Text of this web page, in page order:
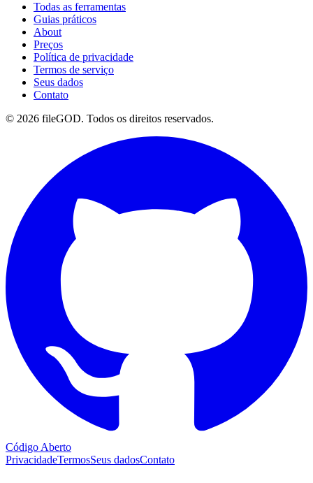
Todas as ferramentas
Guias práticos
About
Preços
Política de privacidade
Termos de serviço
Seus dados
Contato
© 2026 fileGOD. Todos os direitos reservados.
Código Aberto
PrivacidadeTermosSeus dadosContato